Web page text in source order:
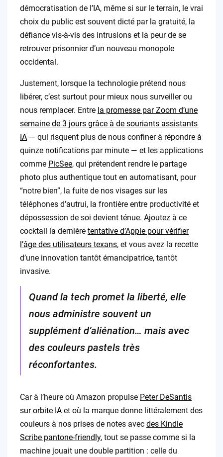
démocratisation de l’IA, même si sur le terrain, le vrai
choix du public est souvent dicté par la gratuité, la
défiance vis-à-vis des intrusions et la peur de se
retrouver prisonnier d’un nouveau monopole
occidental.
Justement, lorsque la technologie prétend nous
libérer, c’est surtout pour mieux nous surveiller ou
nous remplacer. Entre la promesse par Zoom d’une
semaine de 3 jours grâce à de souriants assistants
IA— qui risquent plus de nous confiner à répondre à
quinze notifications par minute — et les applications
comme PicSee, qui prétendent rendre le partage
photo plus authentique tout en automatisant, pour
“notre bien”, la fuite de nos visages sur les
téléphones d’autrui, la frontière entre productivité et
dépossession de soi devient ténue. Ajoutez à ce
cocktail la dernière tentative d’Apple pour vérifier
l’âge des utilisateurs texans, et vous avez la recette
d’une innovation tantôt émancipatrice, tantôt
invasive.
Quand la tech promet la liberté, elle
nous administre souvent un
supplément d’aliénation… mais avec
des couleurs pastels très
réconfortantes.
Car à l’heure où Amazon propulse Peter DeSantis
sur orbite IAet où la marque donne littéralement des
couleurs à nos prises de notes avec des Kindle
Scribe pantone-friendly, tout se passe comme si la
machine jouait une double partition : celle du